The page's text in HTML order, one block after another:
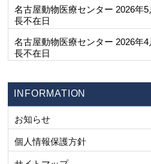
名古屋動物医療センター 2026年
長不在日
名古屋動物医療センター 2026年
長不在日
INFORMATION
お知らせ
個人情報保護方針